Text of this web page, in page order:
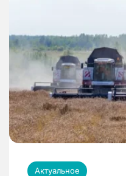
Актуальное